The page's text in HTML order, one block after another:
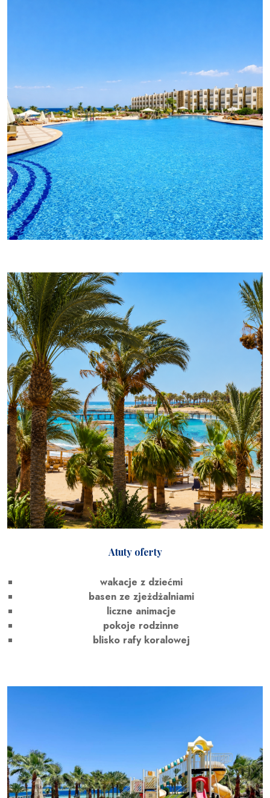
Atuty oferty
wakacje z dziećmi
basen ze zjeżdżalniami
liczne animacje
pokoje rodzinne
blisko rafy koralowej